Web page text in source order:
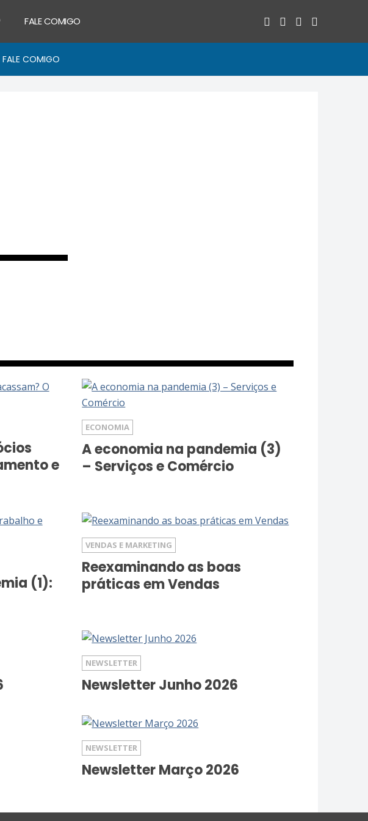
FALE COMIGO
FALE COMIGO
e
ECONOMIA
A economia na pandemia (3)
– Serviços e Comércio
(1):
VENDAS E MARKETING
Reexaminando as boas
práticas em Vendas
NEWSLETTER
Newsletter Junho 2026
NEWSLETTER
Newsletter Março 2026